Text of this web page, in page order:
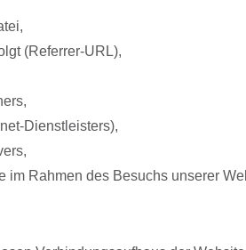
(Referrer-URL),
Dienstleisters),
im Rahmen des Besuchs unserer